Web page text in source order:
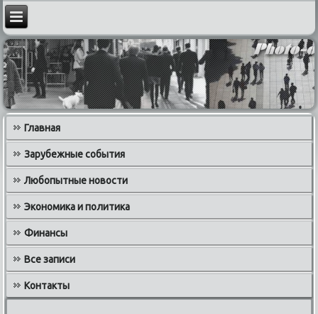
Главная
Зарубежные события
Любопытные новости
Экономика и политика
Финансы
Все записи
Контакты